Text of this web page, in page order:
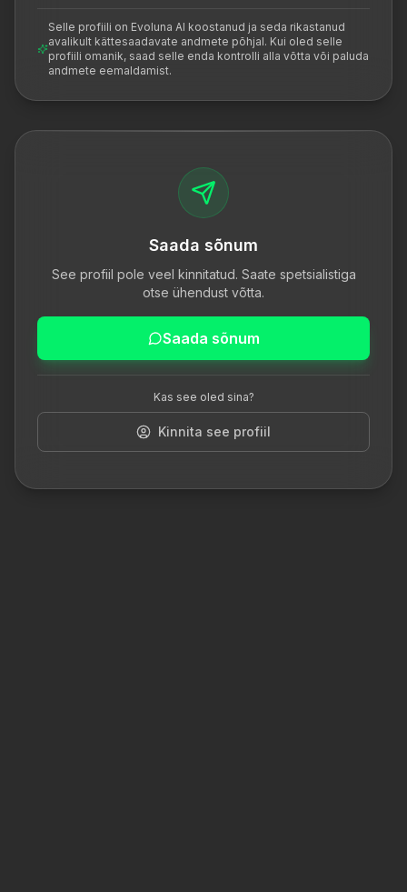
Selle profiili on Evoluna AI koostanud ja seda rikastanud
avalikult kättesaadavate andmete põhjal. Kui oled selle
profiili omanik, saad selle enda kontrolli alla võtta või paluda
andmete eemaldamist.
Saada sõnum
See profiil pole veel kinnitatud. Saate spetsialistiga
otse ühendust võtta.
Saada sõnum
Kas see oled sina?
Kinnita see profiil